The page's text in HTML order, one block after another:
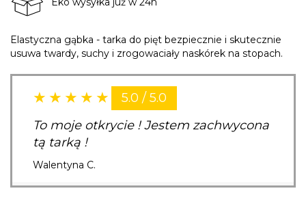
Elastyczna gąbka - tarka do pięt bezpiecznie i skutecznie
usuwa twardy, suchy i zrogowaciały naskórek na stopach.
5.0 / 5.0
To moje otkrycie ! Jestem zachwycona
tą tarką !
Walentyna C.